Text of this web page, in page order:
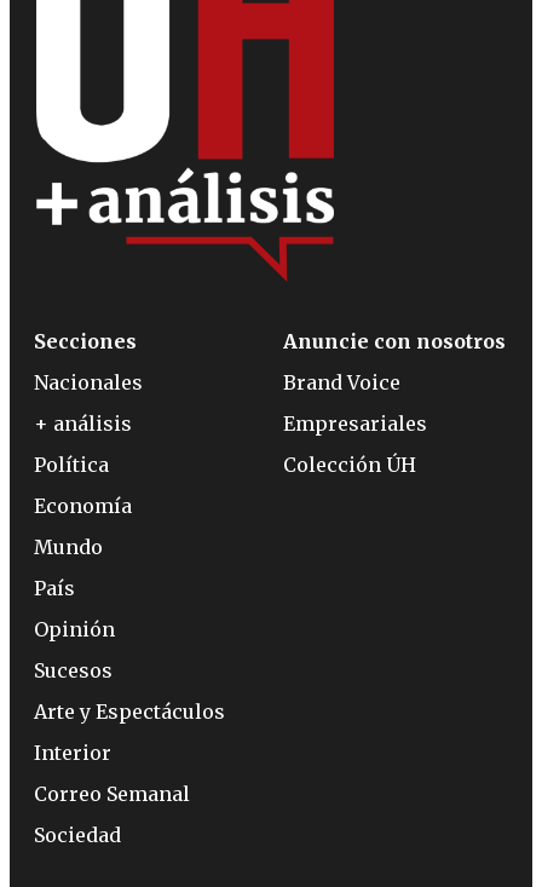
Secciones
Nacionales
+ análisis
Política
Economía
Mundo
País
Opinión
Sucesos
Arte y Espectáculos
Interior
Correo Semanal
Sociedad
Anuncie con nosotros
Brand Voice
Empresariales
Colección ÚH